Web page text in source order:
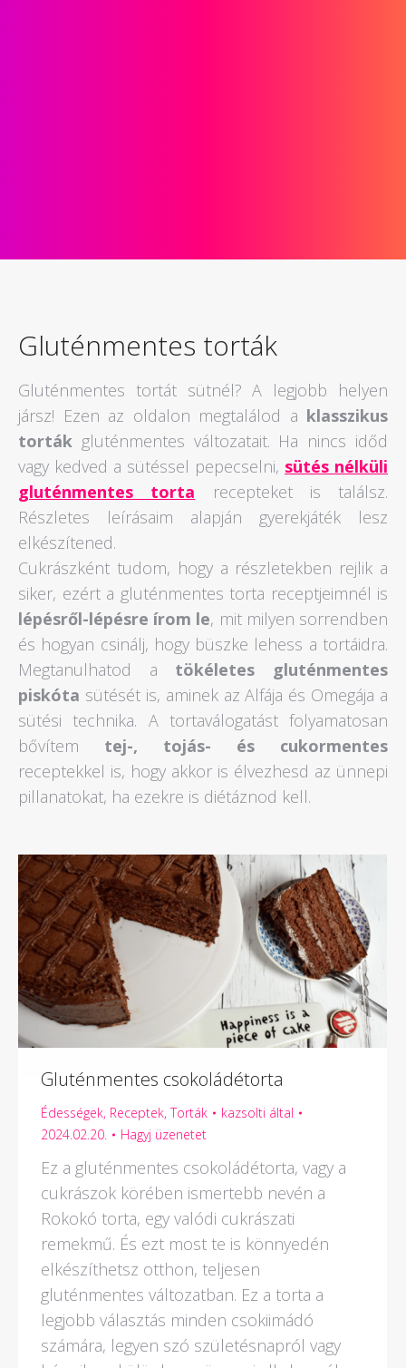
Gluténmentes torták
Gluténmentes tortát sütnél? A legjobb helyen
jársz! Ezen az oldalon megtalálod a klasszikus
torták gluténmentes változatait. Ha nincs időd
vagy kedved a sütéssel pepecselni, sütés nélküli
gluténmentes torta recepteket is találsz.
Részletes leírásaim alapján gyerekjáték lesz
elkészítened.
Cukrászként tudom, hogy a részletekben rejlik a
siker, ezért a gluténmentes torta receptjeimnél is
lépésről-lépésre írom le, mit milyen sorrendben
és hogyan csinálj, hogy büszke lehess a tortáidra.
Megtanulhatod a tökéletes gluténmentes
piskóta sütését is, aminek az Alfája és Omegája a
sütési technika. A tortaválogatást folyamatosan
bővítem tej-, tojás- és cukormentes
receptekkel is, hogy akkor is élvezhesd az ünnepi
pillanatokat, ha ezekre is diétáznod kell.
Gluténmentes csokoládétorta
Édességek, Receptek,Torták kazsolti által
2024.02.20.
Hagyj üzenetet
Ez a gluténmentes csokoládétorta, vagy a
cukrászok körében ismertebb nevén a
Rokokó torta, egy valódi cukrászati
remekmű. És ezt most te is könnyedén
elkészíthetsz otthon, teljesen
gluténmentes változatban. Ez a torta a
legjobb választás minden csokiimádó
számára, legyen szó születésnapról vagy